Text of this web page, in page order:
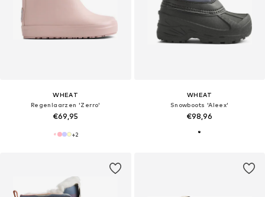
WHEAT
Regenlaarzen 'Zerro'
€69,95
+2
WHEAT
Snowboots 'Aleex'
€98,96